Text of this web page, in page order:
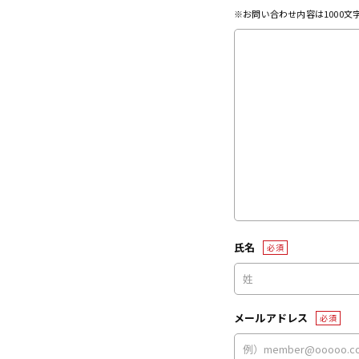
※お問い合わせ内容は1000文
氏名 必須
メールアドレス 必須